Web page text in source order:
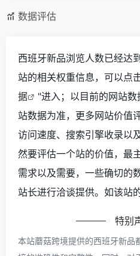
数据评估
西班牙新品浏览人数已经达
站的相关权重信息，可以点
据
"进入；以目前的网站
站数据为准，更多网站价值
访问速度、搜索引擎收录以
然要评估一个站的价值，最
需求以及需要，一些确切的
站长进行洽谈提供。如该站
特别
本站蘑菇跨境提供的西班牙新品